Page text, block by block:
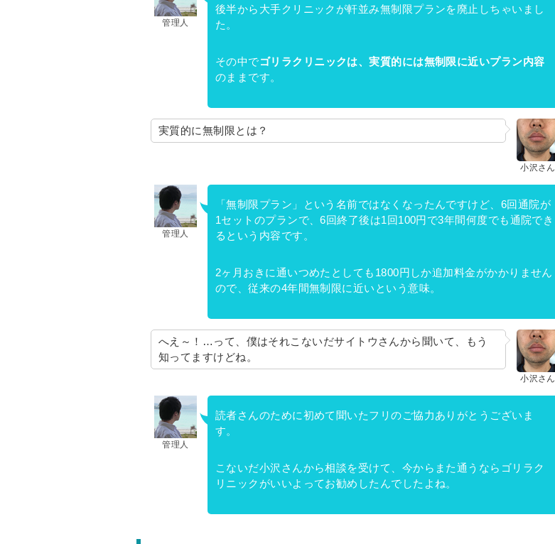
管理人
後半から大手クリニックが軒並み無制限プランを廃止しちゃいまし
た。
その中でゴリラクリニックは、実質的には無制限に近いプラン内容
のままです。
小沢さん
実質的に無制限とは？
管理人
「無制限プラン」という名前ではなくなったんですけど、6回通院が
1セットのプランで、6回終了後は1回100円で3年間何度でも通院でき
るという内容です。
2ヶ月おきに通いつめたとしても1800円しか追加料金がかかりません
ので、従来の4年間無制限に近いという意味。
小沢さん
へえ～！…って、僕はそれこないだサイトウさんから聞いて、もう
知ってますけどね。
管理人
読者さんのために初めて聞いたフリのご協力ありがとうございま
す。
こないだ小沢さんから相談を受けて、今からまた通うならゴリラク
リニックがいいよってお勧めしたんでしたよね。